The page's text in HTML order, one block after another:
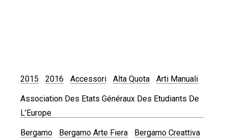
2015 2016 Accessori Alta Quota Arti Manuali
Association Des Etats Généraux Des Etudiants De
L’Europe
Bergamo Bergamo Arte Fiera Bergamo Creattiva